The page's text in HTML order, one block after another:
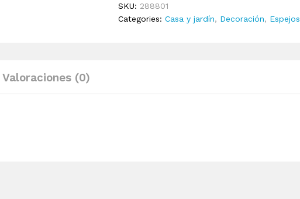
40
cm
SKU: 288801
Categories:Casa y jardín, Decoración, Espejos
Valoraciones (0)